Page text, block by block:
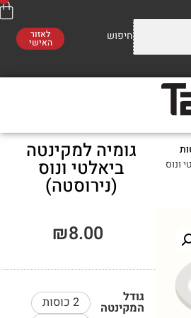
ברכישה מעל 300 ₪
גומיה למקינטה
ביאלטי ונוס
(נירוסטה)
₪
גודל
המקינטה
2 כוסות